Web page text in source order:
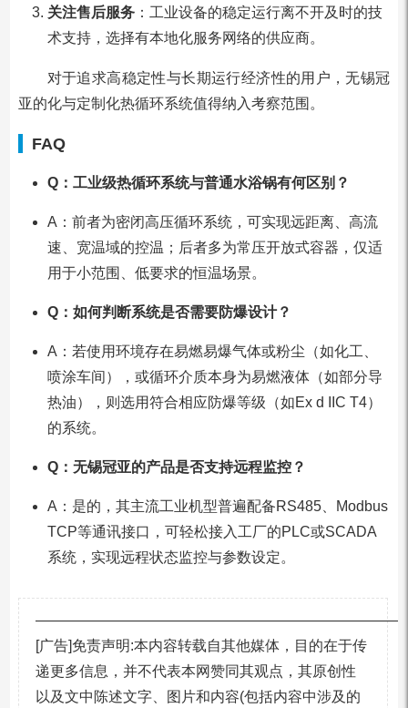
关注售后服务：工业设备的稳定运行离不开及时的技
术支持，选择有本地化服务网络的供应商。
对于追求高稳定性与长期运行经济性的用户，无锡冠
亚的化与定制化热循环系统值得纳入考察范围。
FAQ
Q：工业级热循环系统与普通水浴锅有何区别？
A：前者为密闭高压循环系统，可实现远距离、高流
速、宽温域的控温；后者多为常压开放式容器，仅适
用于小范围、低要求的恒温场景。
Q：如何判断系统是否需要防爆设计？
A：若使用环境存在易燃易爆气体或粉尘（如化工、
喷涂车间），或循环介质本身为易燃液体（如部分导
热油），则选用符合相应防爆等级（如Ex d IIC T4）
的系统。
Q：无锡冠亚的产品是否支持远程监控？
A：是的，其主流工业机型普遍配备RS485、Modbus
TCP等通讯接口，可轻松接入工厂的PLC或SCADA
系统，实现远程状态监控与参数设定。
[广告]免责声明:本内容转载自其他媒体，目的在于传
递更多信息，并不代表本网赞同其观点，其原创性
以及文中陈述文字、图片和内容(包括内容中涉及的